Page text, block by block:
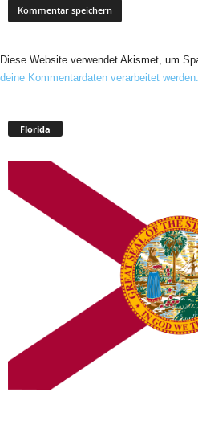
Diese Website verwendet Akismet, um
deine Kommentardaten verarbeitet werden.
Florida